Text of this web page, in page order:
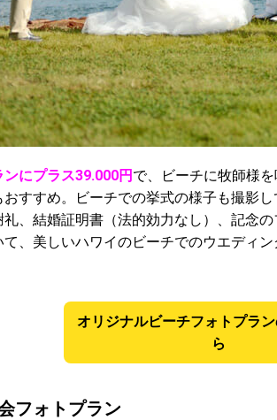
にプラス39.000円 で、ビーチに牧師様
おすすめ。ビーチでの挙式の様子も撮影
、結婚証明書（法的効力なし）、記念
、美しいハワイのビーチでのウエディン
オリジナルビーチフォトプラ
ら
フォトプラン